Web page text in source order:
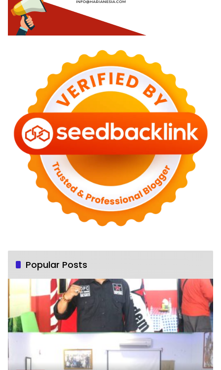
Popular Posts